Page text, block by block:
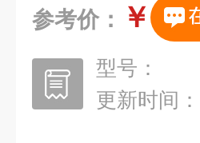
参考价： ￥
型号：
更新时间：